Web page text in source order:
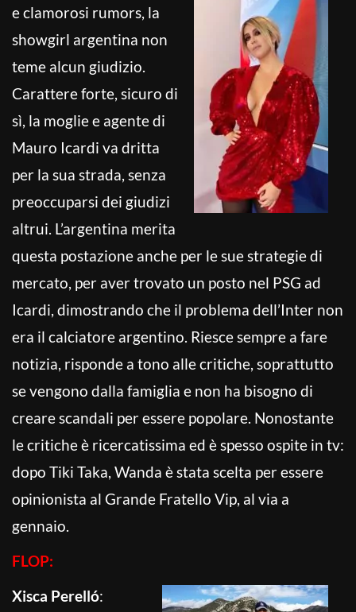
e clamorosi rumors, la
showgirl argentina non
teme alcun giudizio.
Carattere forte, sicuro di
sì, la moglie e agente di
Mauro Icardi va dritta
per la sua strada, senza
preoccuparsi dei giudizi
altrui. L’argentina merita
questa postazione anche per le sue strategie di
mercato, per aver trovato un posto nel PSG ad
Icardi, dimostrando che il problema dell’Inter non
era il calciatore argentino. Riesce sempre a fare
notizia, risponde a tono alle critiche, soprattutto
se vengono dalla famiglia e non ha bisogno di
creare scandali per essere popolare. Nonostante
le critiche è ricercatissima ed è spesso ospite in tv:
dopo Tiki Taka, Wanda è stata scelta per essere
opinionista al Grande Fratello Vip, al via a
gennaio.
FLOP:
Xisca Perelló: